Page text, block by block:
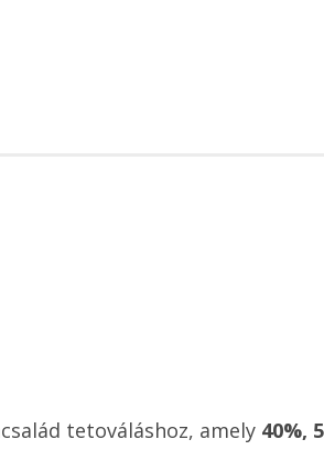
tetováláshoz, amely 40%,